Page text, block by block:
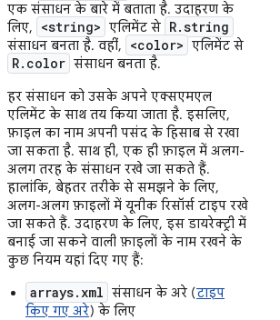
एक संसाधन के बारे में बताता है. उदाहरण के
लिए,
<string> एलिमेंट से R.string
संसाधन बनता है. वहीं, <color> एलिमेंट से
R.color संसाधन बनता है.
हर संसाधन को उसके अपने एक्सएमएल
एलिमेंट के साथ तय किया जाता है. इसलिए,
फ़ाइल का नाम अपनी पसंद के हिसाब से रखा
जा सकता है. साथ ही, एक ही फ़ाइल में अलग-
अलग तरह के संसाधन रखे जा सकते हैं.
हालांकि, बेहतर तरीके से समझने के लिए,
अलग-अलग फ़ाइलों में यूनीक रिसॉर्स टाइप रखे
जा सकते हैं. उदाहरण के लिए, इस डायरेक्ट्री में
बनाई जा सकने वाली फ़ाइलों के नाम रखने के
कुछ नियम यहां दिए गए हैं:
arrays.xml संसाधन के अरे (टाइप
किए गए अरे) के लिए